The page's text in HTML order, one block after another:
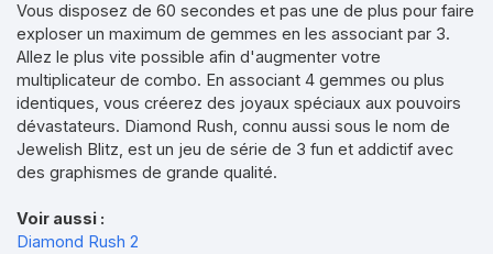
Vous disposez de 60 secondes et pas une de plus pour faire
exploser un maximum de gemmes en les associant par 3.
Allez le plus vite possible afin d'augmenter votre
multiplicateur de combo. En associant 4 gemmes ou plus
identiques, vous créerez des joyaux spéciaux aux pouvoirs
dévastateurs. Diamond Rush, connu aussi sous le nom de
Jewelish Blitz, est un jeu de série de 3 fun et addictif avec
des graphismes de grande qualité.
Voir aussi :
Diamond Rush 2